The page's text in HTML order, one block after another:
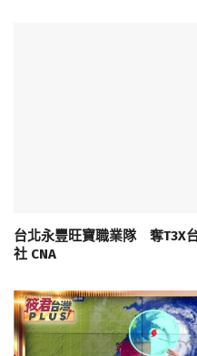
台北永豐旺寶職業隊 奪T3X
社 CNA